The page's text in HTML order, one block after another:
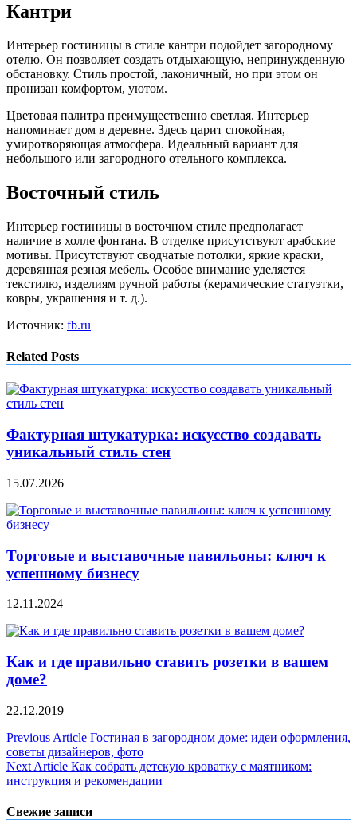
Кантри
Интерьер гостиницы в стиле кантри подойдет загородному
отелю. Он позволяет создать отдыхающую, непринужденную
обстановку. Стиль простой, лаконичный, но при этом он
пронизан комфортом, уютом.
Цветовая палитра преимущественно светлая. Интерьер
напоминает дом в деревне. Здесь царит спокойная,
умиротворяющая атмосфера. Идеальный вариант для
небольшого или загородного отельного комплекса.
Восточный стиль
Интерьер гостиницы в восточном стиле предполагает
наличие в холле фонтана. В отделке присутствуют арабские
мотивы. Присутствуют сводчатые потолки, яркие краски,
деревянная резная мебель. Особое внимание уделяется
текстилю, изделиям ручной работы (керамические статуэтки,
ковры, украшения и т. д.).
Источник: fb.ru
Related Posts
Фактурная штукатурка: искусство создавать
уникальный стиль стен
15.07.2026
Торговые и выставочные павильоны: ключ к
успешному бизнесу
12.11.2024
Как и где правильно ставить розетки в вашем
доме?
22.12.2019
Навигация
по
записям
Previous Article Гостиная в загородном доме: идеи оформления,
советы дизайнеров, фото
Next Article Как собрать детскую кроватку с маятником:
инструкция и рекомендации
Свежие записи